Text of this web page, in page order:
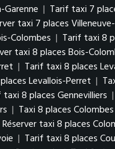
Garenne | Tarif taxi 7
taxi 7 places
Colombes | Tarif taxi 8
taxi 8 places Bois-
| Tarif taxi 8 places
Levallois-Perret |
8 places Gennevilliers |
| Taxi 8 places Colombes
Réserver taxi 8 places
| Tarif taxi 8 places